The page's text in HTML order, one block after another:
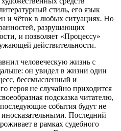
стиль, его язык
и чёток в любых ситуациях. Но
разрушающих
и позволяет «Процессу»
действительности.
человеческую жизнь с
он увидел в жизни один
бессмысленный и
героя не случайно приходится
подсказка читателю,
события будут не
иносказательными. Последний
в рамках судебного